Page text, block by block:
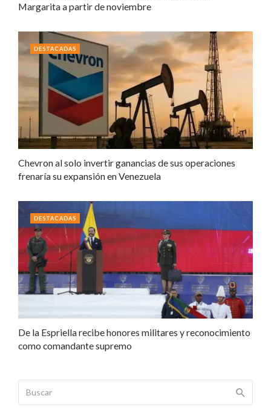
Margarita a partir de noviembre
Chevron al solo invertir ganancias de sus operaciones
frenaría su expansión en Venezuela
DESTACADAS
De la Espriella recibe honores militares y reconocimiento
como comandante supremo
DESTACADAS